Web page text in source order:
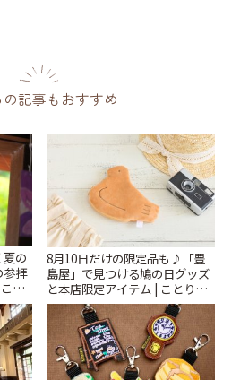
の記事もおすすめ
の
拝
と
8月10日だけの限定品も♪「豊
島屋」で見つける鳩の日グッズ
と本店限定アイテム | ことりっ
ぷ